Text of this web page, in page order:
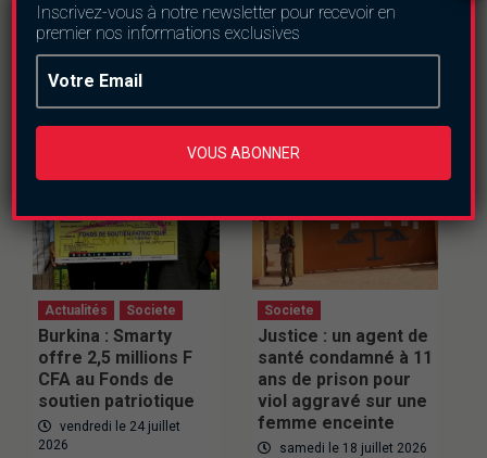
Articles du même genre
Actualités Societe
Burkina : Smarty
offre 2,5 millions F
CFA au Fonds de
soutien patriotique
vendredi le 24 juillet
2026
Societe
Justice : un agent de
santé condamné à 11
ans de prison pour
viol aggravé sur une
femme enceinte
samedi le 18 juillet 2026
Inscrivez-vous à notre newsletter pour recevoir en
premier nos informations exclusives
VOUS ABONNER